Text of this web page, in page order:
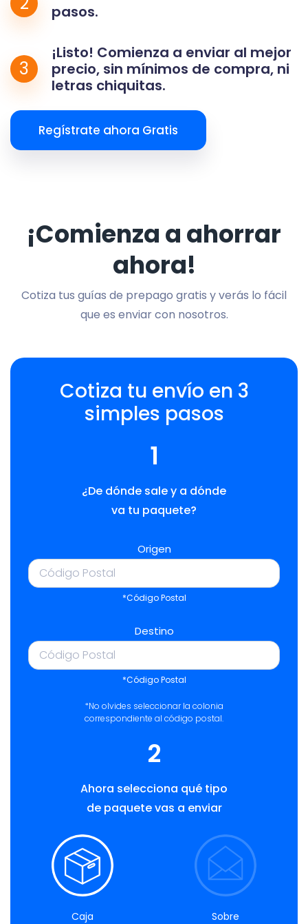
pasos.
3
¡Listo! Comienza a enviar al mejor
precio, sin mínimos de compra, ni
letras chiquitas.
Regístrate ahora Gratis
¡Comienza a ahorrar
ahora!
Cotiza tus guías de prepago gratis y verás lo fácil
que es enviar con nosotros.
Cotiza tu envío en 3
simples pasos
1
¿De dónde sale y a dónde
va tu paquete?
Origen
*Código Postal
Destino
*Código Postal
*No olvides seleccionar la colonia
correspondiente al código postal.
2
Ahora selecciona qué tipo
de paquete vas a enviar
Caja Sobre